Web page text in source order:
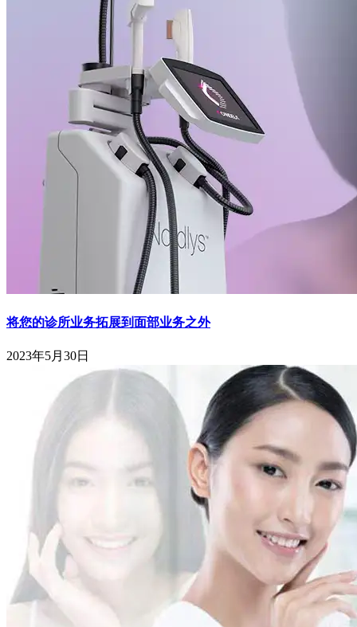
将您的诊所业务拓展到面部业务之外
2023年5月30日